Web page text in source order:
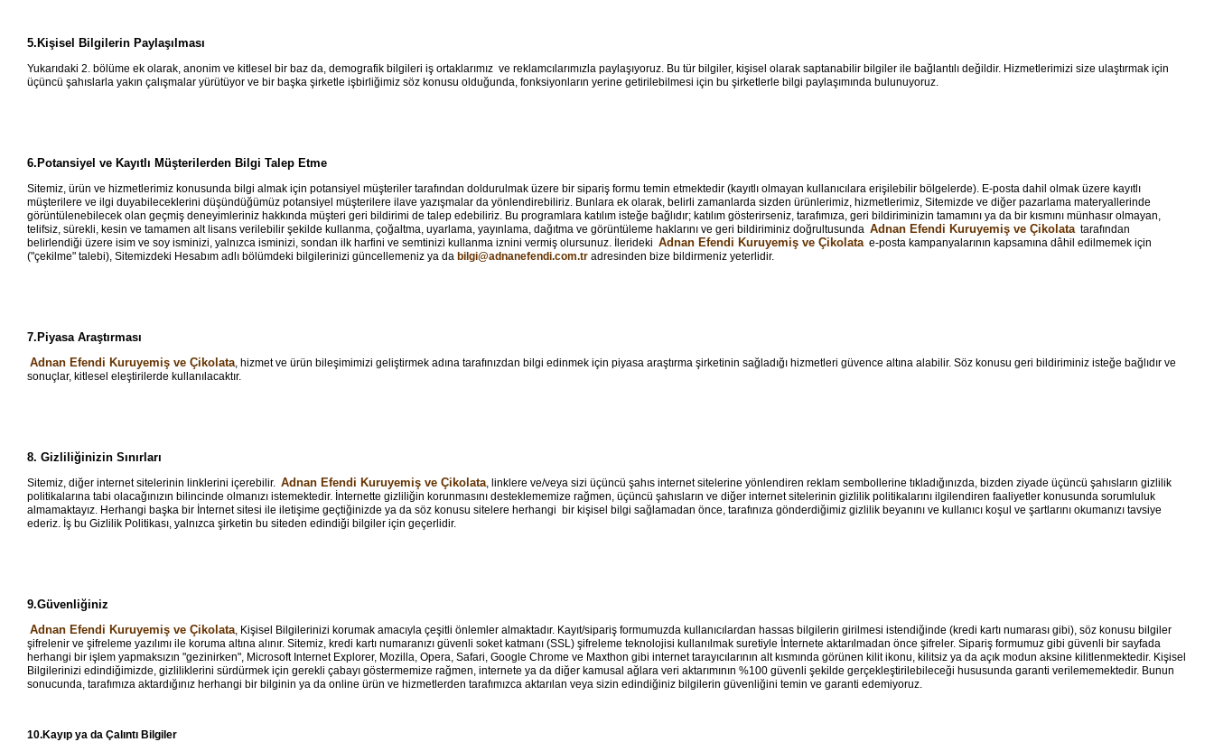
5.Kişisel Bilgilerin Paylaşılması
Yukarıdaki 2. bölüme ek olarak, anonim ve kitlesel bir baz da, demografik bilgileri iş ortaklarımız ve reklamcılarımızla paylaşıyoruz. Bu tür bilgiler, kişisel olarak saptanabilir bilgiler ile bağlantılı değildir. Hizmetlerimizi size ulaştırmak için
üçüncü şahıslarla yakın çalışmalar yürütüyor ve bir başka şirketle işbirliğimiz söz konusu olduğunda, fonksiyonların yerine getirilebilmesi için bu şirketlerle bilgi paylaşımında bulunuyoruz.
6.Potansiyel ve Kayıtlı Müşterilerden Bilgi Talep Etme
Sitemiz, ürün ve hizmetlerimiz konusunda bilgi almak için potansiyel müşteriler tarafından doldurulmak üzere bir sipariş formu temin etmektedir (kayıtlı olmayan kullanıcılara erişilebilir bölgelerde). E-posta dahil olmak üzere kayıtlı
müşterilere ve ilgi duyabileceklerini düşündüğümüz potansiyel müşterilere ilave yazışmalar da yönlendirebiliriz. Bunlara ek olarak, belirli zamanlarda sizden ürünlerimiz, hizmetlerimiz, Sitemizde ve diğer pazarlama materyallerinde
görüntülenebilecek olan geçmiş deneyimleriniz hakkında müşteri geri bildirimi de talep edebiliriz. Bu programlara katılım isteğe bağlıdır; katılım gösterirseniz, tarafımıza, geri bildiriminizin tamamını ya da bir kısmını münhasır olmayan,
telifsiz, sürekli, kesin ve tamamen alt lisans verilebilir şekilde kullanma, çoğaltma, uyarlama, yayınlama, dağıtma ve görüntüleme haklarını ve geri bildiriminiz doğrultusunda Adnan Efendi Kuruyemiş ve Çikolata tarafından
belirlendiği üzere isim ve soy isminizi, yalnızca isminizi, sondan ilk harfini ve semtinizi kullanma iznini vermiş olursunuz. İlerideki Adnan Efendi Kuruyemiş ve Çikolata e-posta kampanyalarının kapsamına dâhil edilmemek için
("çekilme" talebi), Sitemizdeki Hesabım adlı bölümdeki bilgilerinizi güncellemeniz ya da bilgi@adnanefendi.com.tr adresinden bize bildirmeniz yeterlidir.
7.Piyasa Araştırması
Adnan Efendi Kuruyemiş ve Çikolata, hizmet ve ürün bileşimimizi geliştirmek adına tarafınızdan bilgi edinmek için piyasa araştırma şirketinin sağladığı hizmetleri güvence altına alabilir. Söz konusu geri bildiriminiz isteğe bağlıdır ve
sonuçlar, kitlesel eleştirilerde kullanılacaktır.
8. Gizliliğinizin Sınırları
Sitemiz, diğer internet sitelerinin linklerini içerebilir. Adnan Efendi Kuruyemiş ve Çikolata, linklere ve/veya sizi üçüncü şahıs internet sitelerine yönlendiren reklam sembollerine tıkladığınızda, bizden ziyade üçüncü şahısların gizlilik
politikalarına tabi olacağınızın bilincinde olmanızı istemektedir. İnternette gizliliğin korunmasını desteklememize rağmen, üçüncü şahısların ve diğer internet sitelerinin gizlilik politikalarını ilgilendiren faaliyetler konusunda sorumluluk
almamaktayız. Herhangi başka bir İnternet sitesi ile iletişime geçtiğinizde ya da söz konusu sitelere herhangi bir kişisel bilgi sağlamadan önce, tarafınıza gönderdiğimiz gizlilik beyanını ve kullanıcı koşul ve şartlarını okumanızı tavsiye
ederiz. İş bu Gizlilik Politikası, yalnızca şirketin bu siteden edindiği bilgiler için geçerlidir.
9.Güvenliğiniz
Adnan Efendi Kuruyemiş ve Çikolata, Kişisel Bilgilerinizi korumak amacıyla çeşitli önlemler almaktadır. Kayıt/sipariş formumuzda kullanıcılardan hassas bilgilerin girilmesi istendiğinde (kredi kartı numarası gibi), söz konusu bilgiler
şifrelenir ve şifreleme yazılımı ile koruma altına alınır. Sitemiz, kredi kartı numaranızı güvenli soket katmanı (SSL) şifreleme teknolojisi kullanılmak suretiyle İnternete aktarılmadan önce şifreler. Sipariş formumuz gibi güvenli bir sayfada
herhangi bir işlem yapmaksızın "gezinirken", Microsoft Internet Explorer, Mozilla, Opera, Safari, Google Chrome ve Maxthon gibi internet tarayıcılarının alt kısmında görünen kilit ikonu, kilitsiz ya da açık modun aksine kilitlenmektedir. Kişisel
Bilgilerinizi edindiğimizde, gizliliklerini sürdürmek için gerekli çabayı göstermemize rağmen, internete ya da diğer kamusal ağlara veri aktarımının %100 güvenli şekilde gerçekleştirilebileceği hususunda garanti verilememektedir. Bunun
sonucunda, tarafımıza aktardığınız herhangi bir bilginin ya da online ürün ve hizmetlerden tarafımızca aktarılan veya sizin edindiğiniz bilgilerin güvenliğini temin ve garanti edemiyoruz.
10.Kayıp ya da Çalıntı Bilgiler